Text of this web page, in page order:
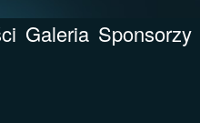
Galeria Sponsorzy